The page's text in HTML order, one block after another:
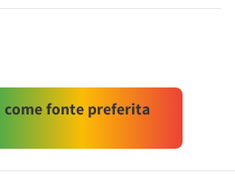
come fonte preferita